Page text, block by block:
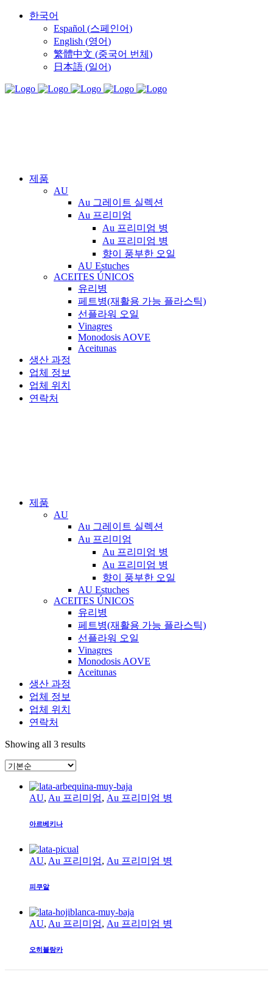
한국어
Español (스페인어)
English (영어)
繁體中文 (중국어 번체 )
日本語 (일어)
제품
AU
Au 그레이트 실렉션
Au 프리미엄
Au 프리미엄 병
Au 프리미엄 병
향이 풍부한 오일
AU Estuches
ACEITES ÚNICOS
유리병
페트병(재활용 가능 플라스틱)
선플라워 오일
Vinagres
Monodosis AOVE
Aceitunas
생산 과정
업체 정보
업체 위치
연락처
제품
AU
Au 그레이트 실렉션
Au 프리미엄
Au 프리미엄 병
Au 프리미엄 병
향이 풍부한 오일
AU Estuches
ACEITES ÚNICOS
유리병
페트병(재활용 가능 플라스틱)
선플라워 오일
Vinagres
Monodosis AOVE
Aceitunas
생산 과정
업체 정보
업체 위치
연락처
Showing all 3 results
AU, Au 프리미엄, Au 프리미엄 병
아르베키나
AU, Au 프리미엄, Au 프리미엄 병
피쿠알
AU, Au 프리미엄, Au 프리미엄 병
오히블랑카